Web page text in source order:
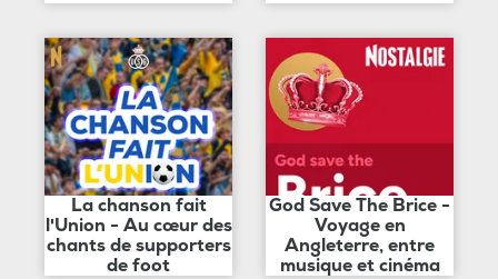
La chanson fait
l'Union - Au cœur des
chants de supporters
de foot
God Save The Brice -
Voyage en
Angleterre, entre
musique et cinéma